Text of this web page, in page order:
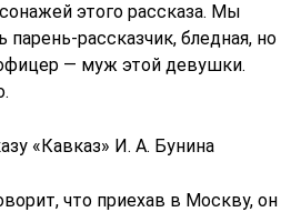
этого рассказа. Мы
парень-рассказчик, бледная, но
— муж этой девушки.
«Кавказ» И. А. Бунина
что приехав в Москву, он